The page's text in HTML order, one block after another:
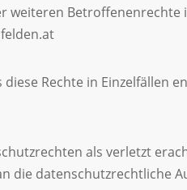
weiteren Betroffenenrechte
diese Rechte in Einzelfällen
als verletzt
die datenschutzrechtliche